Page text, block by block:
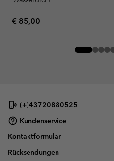
Regular price:
€ 85,00
(+)43720880525
Kundenservice
Kontaktformular
Rücksendungen